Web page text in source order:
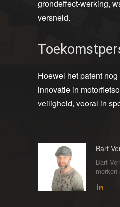
grondeffect-werking,
versneld.
Hoewel het patent
innovatie in
veiligheid, vooral in
Bart
Bart
merken